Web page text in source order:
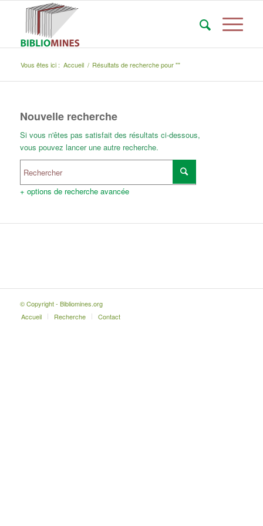
Vous êtes ici : Accueil / Résultats de recherche pour ""
Nouvelle recherche
Si vous n'êtes pas satisfait des résultats ci-dessous,
vous pouvez lancer une autre recherche.
+ options de recherche avancée
© Copyright - Bibliomines.org
Accueil
Recherche Contact